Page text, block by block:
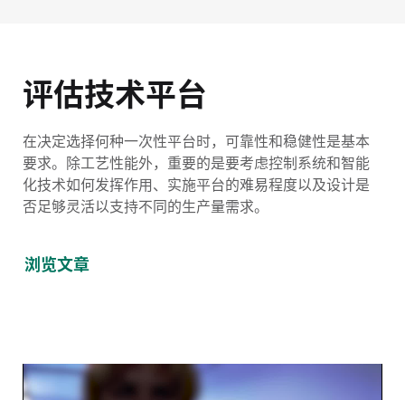
评估技术平台
在决定选择何种一次性平台时，可靠性和稳健性是基本
要求。除工艺性能外，重要的是要考虑控制系统和智能
化技术如何发挥作用、实施平台的难易程度以及设计是
否足够灵活以支持不同的生产量需求。
浏览文章